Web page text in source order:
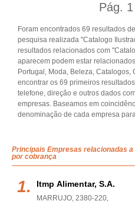
Pág. 1
Foram encontrados 69 resultados
pesquisa realizada "Catalogo
resultados relacionados com
aparecem podem estar
Portugal, Moda, Beleza, Catalogos,
encontrar os 69 primeiros
telefone, direção e outros dados
empresas. Baseamos em
denominação de cada empresa
Principais Empresas relacionadas
por cobrança
Itmp Alimentar, S.a.
MARRUJO, 2380-220,